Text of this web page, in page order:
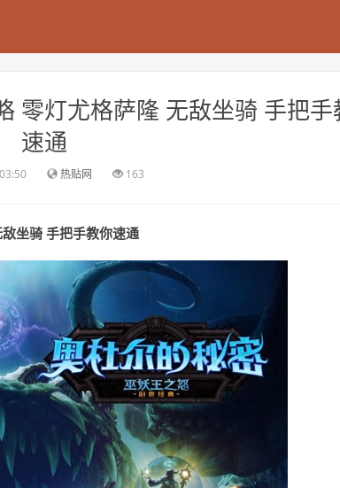
零灯尤格萨隆 无敌坐骑 手把手
速通
热贴网 163
坐骑 手把手教你速通